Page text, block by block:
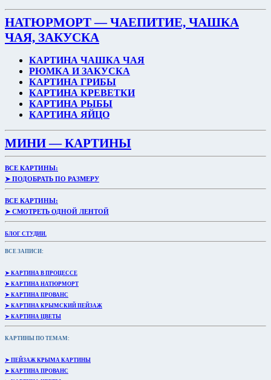
НАТЮРМОРТ — ЧАЕПИТИЕ, ЧАШКА
ЧАЯ, ЗАКУСКА
КАРТИНА ЧАШКА ЧАЯ
РЮМКА И ЗАКУСКА
КАРТИНА ГРИБЫ
КАРТИНА КРЕВЕТКИ
КАРТИНА РЫБЫ
КАРТИНА ЯЙЦО
МИНИ — КАРТИНЫ
ВСЕ КАРТИНЫ:
➤ ПОДОБРАТЬ ПО РАЗМЕРУ
ВСЕ КАРТИНЫ:
➤ СМОТРЕТЬ ОДНОЙ ЛЕНТОЙ
БЛОГ СТУДИИ.
ВСЕ ЗАПИСИ:
➤ КАРТИНА В ПРОЦЕССЕ
➤ КАРТИНА НАТЮРМОРТ
➤ КАРТИНА ПРОВАНС
➤ КАРТИНА КРЫМСКИЙ ПЕЙЗАЖ
➤ КАРТИНА ЦВЕТЫ
КАРТИНЫ ПО ТЕМАМ:
➤ ПЕЙЗАЖ КРЫМА КАРТИНЫ
➤ КАРТИНА ПРОВАНС